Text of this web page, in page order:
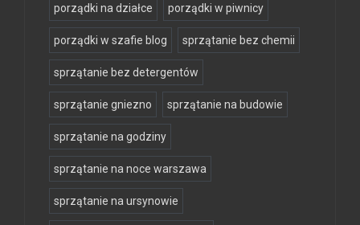
porządki na działce porządki w piwnicy
porządki w szafie blog sprzątanie bez chemii
sprzątanie bez detergentów
sprzątanie gniezno sprzątanie na budowie
sprzątanie na godziny
sprzątanie na noce warszawa
sprzątanie na ursynowie